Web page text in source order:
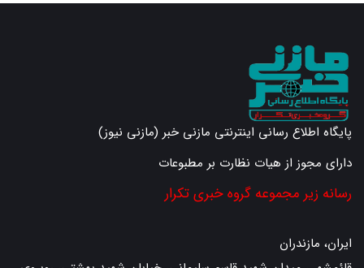
پایگاه اطلاع رسانی اینترنتی مازنی خبر (مازنی نیوز)
دارای مجوز از هیات نظارت بر مطبوعات
رسانه زیر مجموعه گروه خبری تکرار
ایران، مازندران